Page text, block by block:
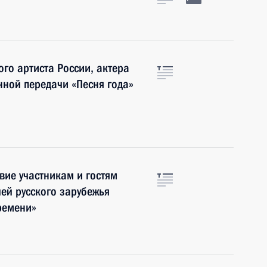
артиста России, актера
передачи «Песня года»
участникам и гостям
русского зарубежья